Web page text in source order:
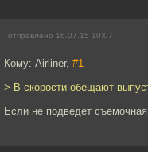
отправлено 16.07.15 10:07
Кому: Airliner, #1
> В скорости обещают
Если не подведет